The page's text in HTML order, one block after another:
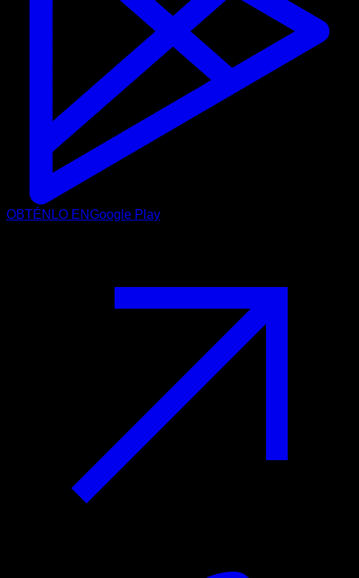
OBTÉNLO ENGoogle Play